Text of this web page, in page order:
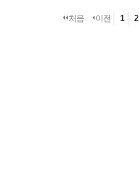
처음 이전 1 2